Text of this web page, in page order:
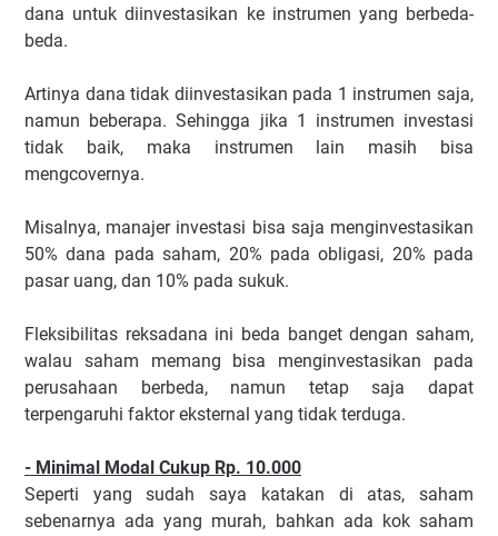
dana untuk diinvestasikan ke instrumen yang berbeda-
beda.
Artinya dana tidak diinvestasikan pada 1 instrumen saja,
namun beberapa. Sehingga jika 1 instrumen investasi
tidak baik, maka instrumen lain masih bisa
mengcovernya.
Misalnya, manajer investasi bisa saja menginvestasikan
50% dana pada saham, 20% pada obligasi, 20% pada
pasar uang, dan 10% pada sukuk.
Fleksibilitas reksadana ini beda banget dengan saham,
walau saham memang bisa menginvestasikan pada
perusahaan berbeda, namun tetap saja dapat
terpengaruhi faktor eksternal yang tidak terduga.
- Minimal Modal Cukup Rp. 10.000
Seperti yang sudah saya katakan di atas, saham
sebenarnya ada yang murah, bahkan ada kok saham